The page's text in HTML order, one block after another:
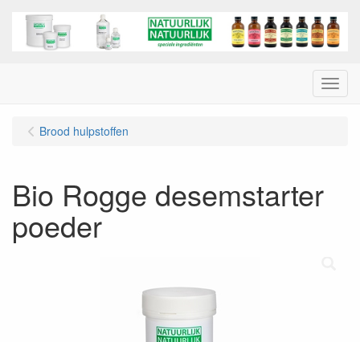
Menu
Brood hulpstoffen
Bio Rogge desemstarter
poeder